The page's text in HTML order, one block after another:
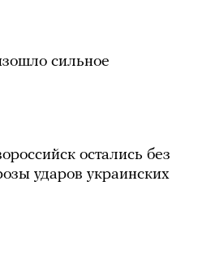
сильное
остались без
ударов украинских